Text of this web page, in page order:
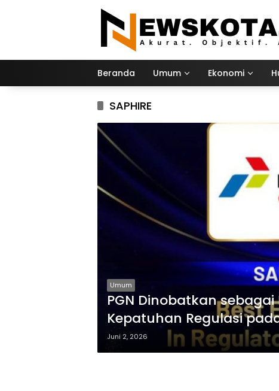
Beranda Umum Ekonomi
SAPHIRE
Umum
PGN Dinobatkan
Kepatuhan Regulasi
Juni 2, 2026